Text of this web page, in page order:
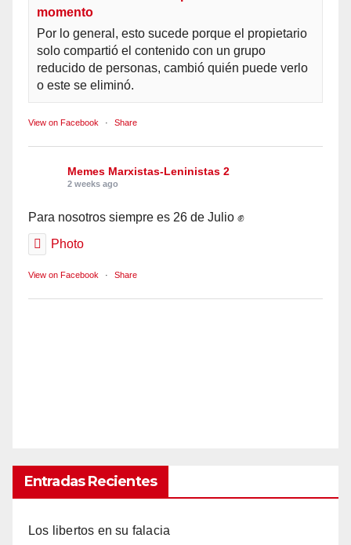
momento
Por lo general, esto sucede porque el propietario
solo compartió el contenido con un grupo
reducido de personas, cambió quién puede verlo
o este se eliminó.
View on Facebook · Share
Memes Marxistas-Leninistas 2
2 weeks ago
Para nosotros siempre es 26 de Julio ✊
Photo
View on Facebook · Share
Entradas Recientes
Los libertos en su falacia